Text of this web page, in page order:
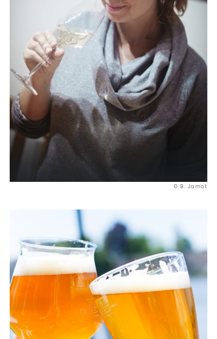
© B. Jamot